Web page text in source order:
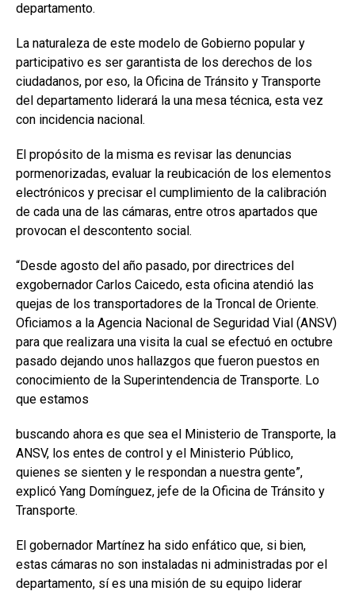
departamento.
La naturaleza de este modelo de Gobierno popular y
participativo es ser garantista de los derechos de los
ciudadanos, por eso, la Oficina de Tránsito y Transporte
del departamento liderará la una mesa técnica, esta vez
con incidencia nacional.
El propósito de la misma es revisar las denuncias
pormenorizadas, evaluar la reubicación de los elementos
electrónicos y precisar el cumplimiento de la calibración
de cada una de las cámaras, entre otros apartados que
provocan el descontento social.
“Desde agosto del año pasado, por directrices del
exgobernador Carlos Caicedo, esta oficina atendió las
quejas de los transportadores de la Troncal de Oriente.
Oficiamos a la Agencia Nacional de Seguridad Vial (ANSV)
para que realizara una visita la cual se efectuó en octubre
pasado dejando unos hallazgos que fueron puestos en
conocimiento de la Superintendencia de Transporte. Lo
que estamos
buscando ahora es que sea el Ministerio de Transporte, la
ANSV, los entes de control y el Ministerio Público,
quienes se sienten y le respondan a nuestra gente”,
explicó Yang Domínguez, jefe de la Oficina de Tránsito y
Transporte.
El gobernador Martínez ha sido enfático que, si bien,
estas cámaras no son instaladas ni administradas por el
departamento, sí es una misión de su equipo liderar